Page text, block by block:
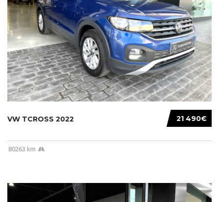
21 490€
VW TCROSS 2022
80263 km